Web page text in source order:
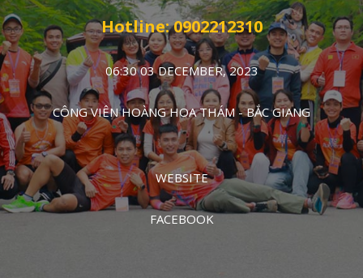
Hotline: 0902212310
06:30 03 DECEMBER, 2023
CÔNG VIÊN HOÀNG HOA THÁM - BẮC GIANG
WEBSITE
FACEBOOK